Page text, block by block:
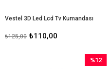
Vestel 3D Led Lcd Tv Kumandası
₺110,00
₺125,00
%12